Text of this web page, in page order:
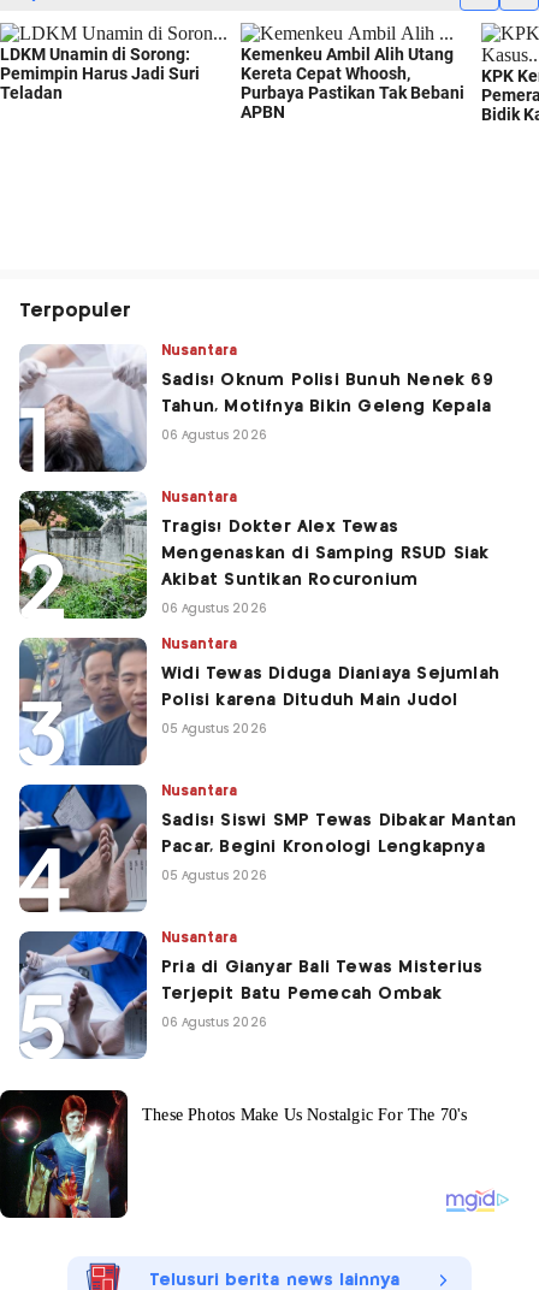
Terpopuler
Nusantara
Sadis! Oknum Polisi Bunuh Nenek 69
Tahun, Motifnya Bikin Geleng Kepala
06 Agustus 2026
Nusantara
Tragis! Dokter Alex Tewas
Mengenaskan di Samping RSUD Siak
Akibat Suntikan Rocuronium
06 Agustus 2026
Nusantara
Widi Tewas Diduga Dianiaya Sejumlah
Polisi karena Dituduh Main Judol
05 Agustus 2026
Nusantara
Sadis! Siswi SMP Tewas Dibakar Mantan
Pacar, Begini Kronologi Lengkapnya
05 Agustus 2026
Nusantara
Pria di Gianyar Bali Tewas Misterius
Terjepit Batu Pemecah Ombak
06 Agustus 2026
Telusuri berita news lainnya